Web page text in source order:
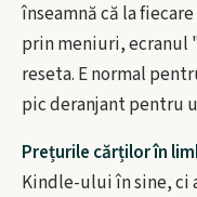
înseamnă că la
prin meniuri,
reseta. E normal
pic deranjant pentru
Prețurile cărților în
Kindle-ului în sine,